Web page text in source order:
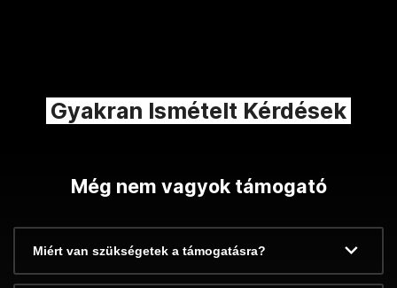
Gyakran Ismételt Kérdések
Még nem vagyok támogató
Miért van szükségetek a támogatásra?